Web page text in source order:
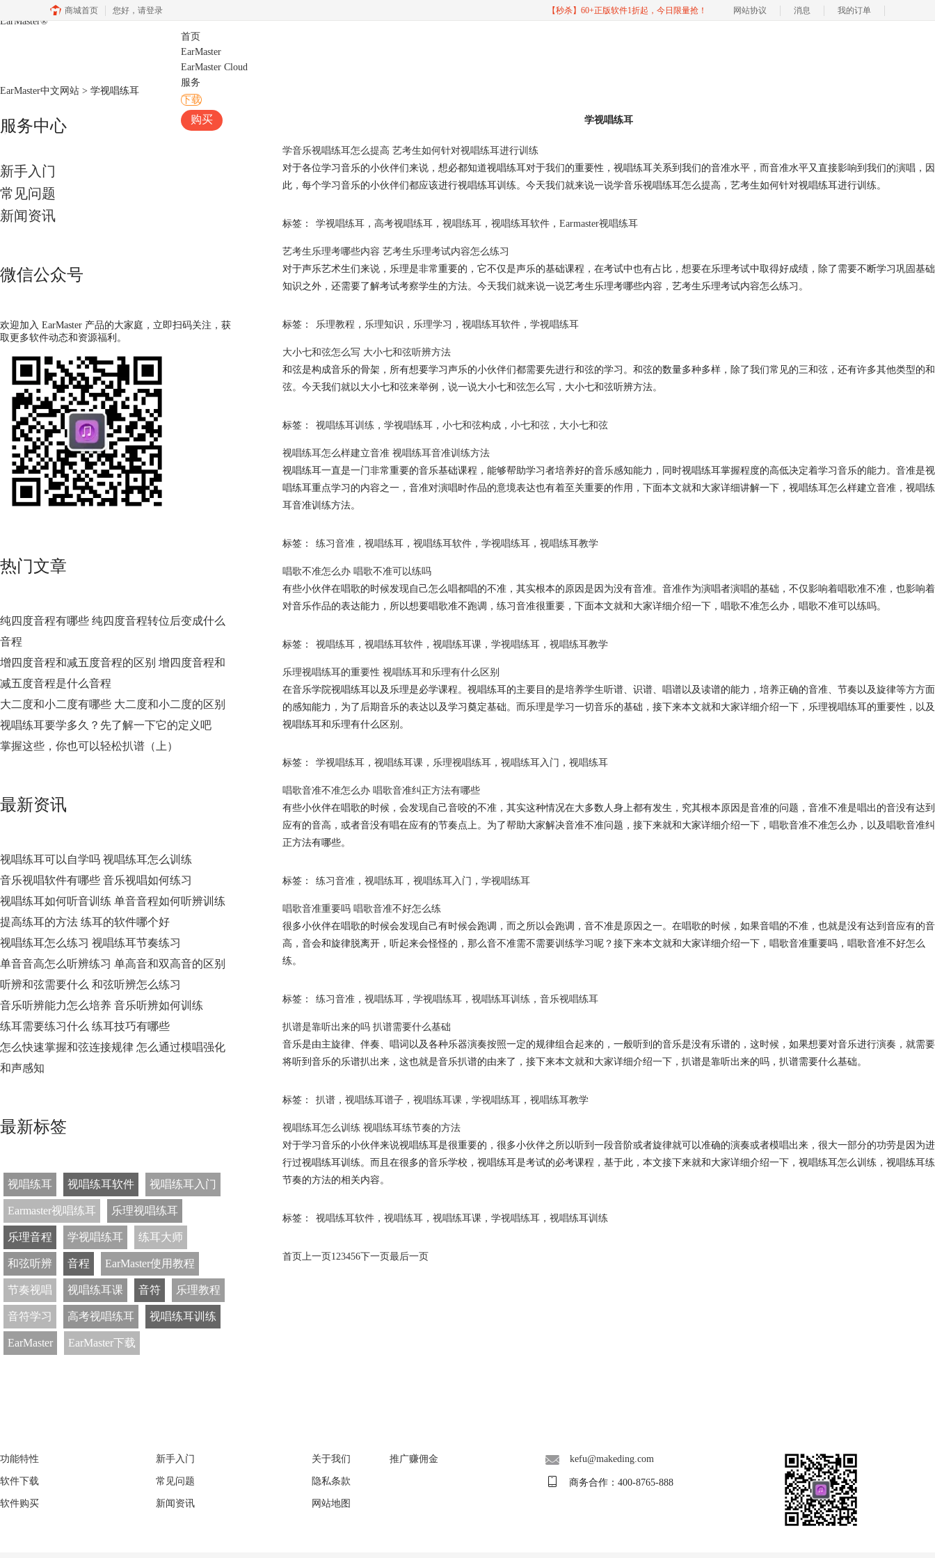
商城首页 您好， 请登录 【秒杀】60+正版软件1折起，今日限量抢！ 网站协议 消息 我的订单
EarMaster®
首页
EarMaster
EarMaster Cloud
服务
下载
购买
EarMaster中文网站 > 学视唱练耳
服务中心
新手入门
常见问题
新闻资讯
微信公众号
欢迎加入 EarMaster 产品的大家庭，立即扫码关注，获
取更多软件动态和资源福利。
热门文章
纯四度音程有哪些 纯四度音程转位后变成什么
音程
增四度音程和减五度音程的区别 增四度音程和
减五度音程是什么音程
大二度和小二度有哪些 大二度和小二度的区别
视唱练耳要学多久？先了解一下它的定义吧
掌握这些，你也可以轻松扒谱（上）
最新资讯
视唱练耳可以自学吗 视唱练耳怎么训练
音乐视唱软件有哪些 音乐视唱如何练习
视唱练耳如何听音训练 单音音程如何听辨训练
提高练耳的方法 练耳的软件哪个好
视唱练耳怎么练习 视唱练耳节奏练习
单音音高怎么听辨练习 单高音和双高音的区别
听辨和弦需要什么 和弦听辨怎么练习
音乐听辨能力怎么培养 音乐听辨如何训练
练耳需要练习什么 练耳技巧有哪些
怎么快速掌握和弦连接规律 怎么通过模唱强化
和声感知
最新标签
视唱练耳 视唱练耳软件 视唱练耳入门
Earmaster视唱练耳 乐理视唱练耳
乐理音程 学视唱练耳 练耳大师
和弦听辨 音程 EarMaster使用教程
节奏视唱 视唱练耳课 音符 乐理教程
音符学习 高考视唱练耳 视唱练耳训练
EarMaster EarMaster下载
学视唱练耳
学音乐视唱练耳怎么提高 艺考生如何针对视唱练耳进行训练
对于各位学习音乐的小伙伴们来说，想必都知道视唱练耳对于我们的重要性，视唱练耳关系到我们的音准水平，而音准水平又直接影响到我们的演唱，因
此，每个学习音乐的小伙伴们都应该进行视唱练耳训练。今天我们就来说一说学音乐视唱练耳怎么提高，艺考生如何针对视唱练耳进行训练。
标签： 学视唱练耳 ， 高考视唱练耳 ， 视唱练耳 ， 视唱练耳软件 ， Earmaster视唱练耳
艺考生乐理考哪些内容 艺考生乐理考试内容怎么练习
对于声乐艺术生们来说，乐理是非常重要的，它不仅是声乐的基础课程，在考试中也有占比，想要在乐理考试中取得好成绩，除了需要不断学习巩固基础
知识之外，还需要了解考试考察学生的方法。今天我们就来说一说艺考生乐理考哪些内容，艺考生乐理考试内容怎么练习。
标签： 乐理教程 ， 乐理知识 ， 乐理学习 ， 视唱练耳软件 ， 学视唱练耳
大小七和弦怎么写 大小七和弦听辨方法
和弦是构成音乐的骨架，所有想要学习声乐的小伙伴们都需要先进行和弦的学习。和弦的数量多种多样，除了我们常见的三和弦，还有许多其他类型的和
弦。今天我们就以大小七和弦来举例，说一说大小七和弦怎么写，大小七和弦听辨方法。
标签： 视唱练耳训练 ， 学视唱练耳 ， 小七和弦构成 ， 小七和弦 ， 大小七和弦
视唱练耳怎么样建立音准 视唱练耳音准训练方法
视唱练耳一直是一门非常重要的音乐基础课程，能够帮助学习者培养好的音乐感知能力，同时视唱练耳掌握程度的高低决定着学习音乐的能力。音准是视
唱练耳重点学习的内容之一，音准对演唱时作品的意境表达也有着至关重要的作用，下面本文就和大家详细讲解一下，视唱练耳怎么样建立音准，视唱练
耳音准训练方法。
标签： 练习音准 ， 视唱练耳 ， 视唱练耳软件 ， 学视唱练耳 ， 视唱练耳教学
唱歌不准怎么办 唱歌不准可以练吗
有些小伙伴在唱歌的时候发现自己怎么唱都唱的不准，其实根本的原因是因为没有音准。音准作为演唱者演唱的基础，不仅影响着唱歌准不准，也影响着
对音乐作品的表达能力，所以想要唱歌准不跑调，练习音准很重要，下面本文就和大家详细介绍一下，唱歌不准怎么办，唱歌不准可以练吗。
标签： 视唱练耳 ， 视唱练耳软件 ， 视唱练耳课 ， 学视唱练耳 ， 视唱练耳教学
乐理视唱练耳的重要性 视唱练耳和乐理有什么区别
在音乐学院视唱练耳以及乐理是必学课程。视唱练耳的主要目的是培养学生听谱、识谱、唱谱以及读谱的能力，培养正确的音准、节奏以及旋律等方方面
的感知能力，为了后期音乐的表达以及学习奠定基础。而乐理是学习一切音乐的基础，接下来本文就和大家详细介绍一下，乐理视唱练耳的重要性，以及
视唱练耳和乐理有什么区别。
标签： 学视唱练耳 ， 视唱练耳课 ， 乐理视唱练耳 ， 视唱练耳入门 ， 视唱练耳
唱歌音准不准怎么办 唱歌音准纠正方法有哪些
有些小伙伴在唱歌的时候，会发现自己音咬的不准，其实这种情况在大多数人身上都有发生，究其根本原因是音准的问题，音准不准是唱出的音没有达到
应有的音高，或者音没有唱在应有的节奏点上。为了帮助大家解决音准不准问题，接下来就和大家详细介绍一下，唱歌音准不准怎么办，以及唱歌音准纠
正方法有哪些。
标签： 练习音准 ， 视唱练耳 ， 视唱练耳入门 ， 学视唱练耳
唱歌音准重要吗 唱歌音准不好怎么练
很多小伙伴在唱歌的时候会发现自己有时候会跑调，而之所以会跑调，音不准是原因之一。在唱歌的时候，如果音唱的不准，也就是没有达到音应有的音
高，音会和旋律脱离开，听起来会怪怪的，那么音不准需不需要训练学习呢？接下来本文就和大家详细介绍一下，唱歌音准重要吗，唱歌音准不好怎么
练。
标签： 练习音准 ， 视唱练耳 ， 学视唱练耳 ， 视唱练耳训练 ， 音乐视唱练耳
扒谱是靠听出来的吗 扒谱需要什么基础
音乐是由主旋律、伴奏、唱词以及各种乐器演奏按照一定的规律组合起来的，一般听到的音乐是没有乐谱的，这时候，如果想要对音乐进行演奏，就需要
将听到音乐的乐谱扒出来，这也就是音乐扒谱的由来了，接下来本文就和大家详细介绍一下，扒谱是靠听出来的吗，扒谱需要什么基础。
标签： 扒谱 ， 视唱练耳谱子 ， 视唱练耳课 ， 学视唱练耳 ， 视唱练耳教学
视唱练耳怎么训练 视唱练耳练节奏的方法
对于学习音乐的小伙伴来说视唱练耳是很重要的，很多小伙伴之所以听到一段音阶或者旋律就可以准确的演奏或者模唱出来，很大一部分的功劳是因为进
行过视唱练耳训练。而且在很多的音乐学校，视唱练耳是考试的必考课程，基于此，本文接下来就和大家详细介绍一下，视唱练耳怎么训练，视唱练耳练
节奏的方法的相关内容。
标签： 视唱练耳软件 ， 视唱练耳 ， 视唱练耳课 ， 学视唱练耳 ， 视唱练耳训练
首页上一页123456下一页最后一页
功能特性
软件下载
软件购买
新手入门
常见问题
新闻资讯
关于我们
隐私条款
网站地图
推广赚佣金 kefu@makeding.com
商务合作：400-8765-888